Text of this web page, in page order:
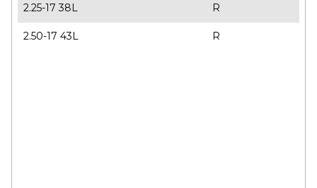
2.25-17 38L
R
2.50-17 43L
R